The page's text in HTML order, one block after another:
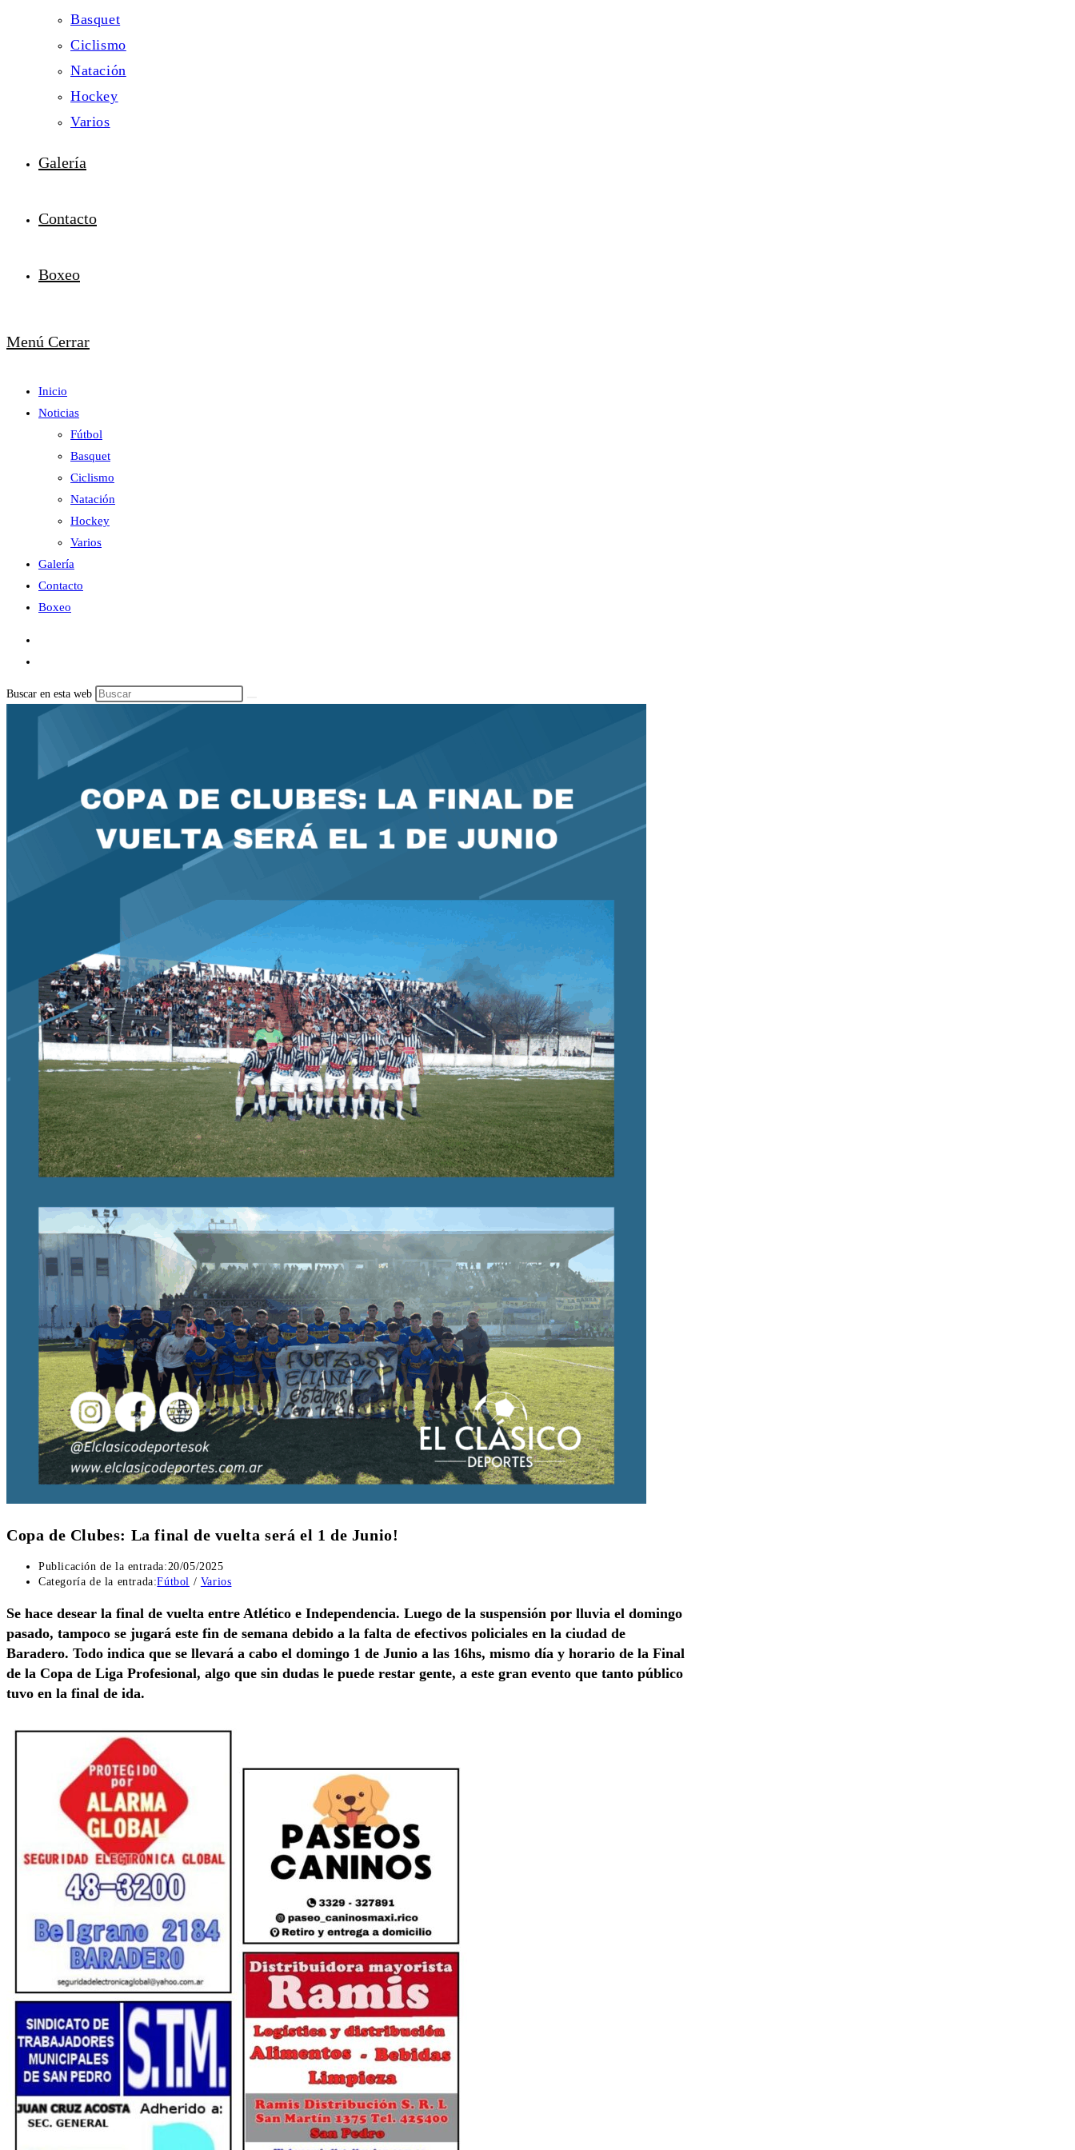
Basquet
Ciclismo
Natación
Hockey
Varios
Galería
Contacto
Boxeo
Menú Cerrar
Inicio
Noticias
Fútbol
Basquet
Ciclismo
Natación
Hockey
Varios
Galería
Contacto
Boxeo
Buscar en esta web
Copa de Clubes: La final de vuelta será el 1 de Junio!
Publicación de la entrada:20/05/2025
Categoría de la entrada:Fútbol / Varios
Se hace desear la final de vuelta entre Atlético e Independencia. Luego de la suspensión por lluvia el domingo
pasado, tampoco se jugará este fin de semana debido a la falta de efectivos policiales en la ciudad de
Baradero. Todo indica que se llevará a cabo el domingo 1 de Junio a las 16hs, mismo día y horario de la Final
de la Copa de Liga Profesional, algo que sin dudas le puede restar gente, a este gran evento que tanto público
tuvo en la final de ida.